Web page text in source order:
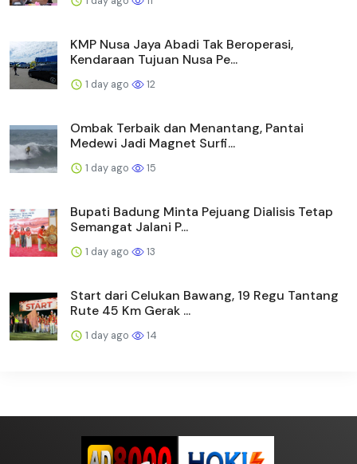
KMP Nusa Jaya Abadi Tak Beroperasi,
Kendaraan Tujuan Nusa Pe...
1 day ago 12
Ombak Terbaik dan Menantang, Pantai
Medewi Jadi Magnet Surfi...
1 day ago 15
Bupati Badung Minta Pejuang Dialisis Tetap
Semangat Jalani P...
1 day ago 13
Start dari Celukan Bawang, 19 Regu Tantang
Rute 45 Km Gerak ...
1 day ago 14